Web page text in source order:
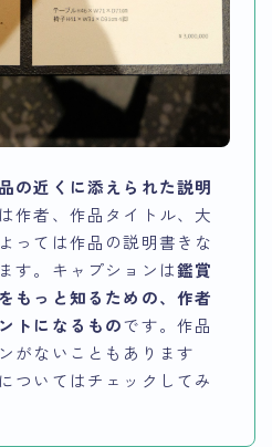
の近くに添えられた説明
作者、作品タイトル、大
っては作品の説明書きな
す。キャプションは鑑賞
もっと知るための、作者
トになるものです。作品
がないこともあります
ついてはチェックしてみ